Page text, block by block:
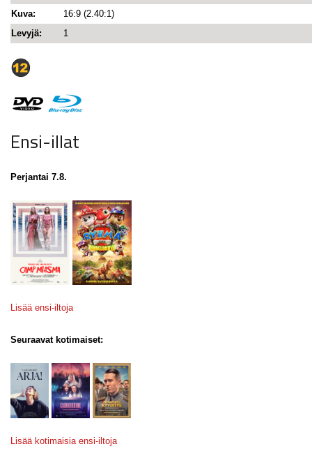
Kuva:
16:9 (2.40:1)
Levyjä:
1
Ensi-illat
Perjantai 7.8.
Lisää ensi-iltoja
Seuraavat kotimaiset:
Lisää kotimaisia ensi-iltoja